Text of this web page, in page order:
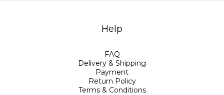
Help
FAQ
Delivery & Shipping
Payment
Return Policy
Terms & Conditions